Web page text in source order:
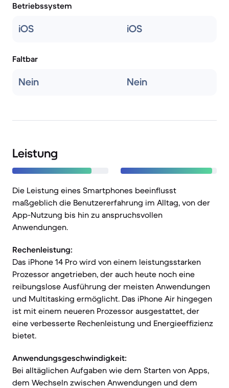
Betriebssystem
iOS iOS
Faltbar
Nein Nein
Leistung
Die Leistung eines Smartphones beeinflusst
maßgeblich die Benutzererfahrung im Alltag, von der
App-Nutzung bis hin zu anspruchsvollen
Anwendungen.
Rechenleistung:
Das iPhone 14 Pro wird von einem leistungsstarken
Prozessor angetrieben, der auch heute noch eine
reibungslose Ausführung der meisten Anwendungen
und Multitasking ermöglicht. Das iPhone Air hingegen
ist mit einem neueren Prozessor ausgestattet, der
eine verbesserte Rechenleistung und Energieeffizienz
bietet.
Anwendungsgeschwindigkeit:
Bei alltäglichen Aufgaben wie dem Starten von Apps,
dem Wechseln zwischen Anwendungen und dem